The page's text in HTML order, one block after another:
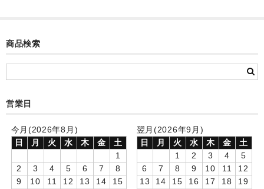
自作オリジナル時計
卒園DVDアルバム
園や先生への贈り物
卒業記念品
商品検索
営業日
今月(2026年8月)
日
月 火 水 木 金
土
1
2
3 4 5 6 7
8
9
10 11 12 13 14
15
翌月(2026年9月)
日
月 火 水 木 金
土
1
2 3 4
5
6
7 8 9 10 11
12
13
14 15 16 17 18
19